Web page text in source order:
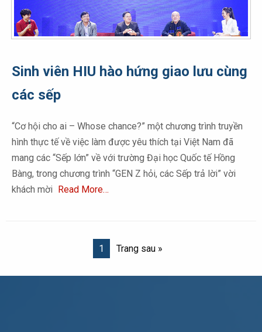
Sinh viên HIU hào hứng giao lưu cùng
các sếp
“Cơ hội cho ai – Whose chance?” một chương trình truyền
hình thực tế về việc làm được yêu thích tại Việt Nam đã
mang các “Sếp lớn” về với trường Đại học Quốc tế Hồng
Bàng, trong chương trình “GEN Z hỏi, các Sếp trả lời” vời
khách mời Read More…
1 Trang sau »